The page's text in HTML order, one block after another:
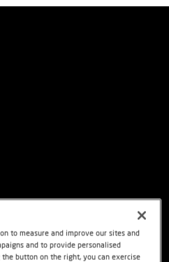
to measure and improve our sites and
and to provide personalised
button on the right, you can exercise